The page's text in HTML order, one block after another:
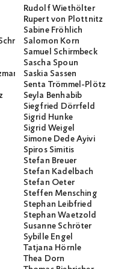
Rudolf Wiethölter
Rupert von Plottnitz
Sabine Fröhlich
Salomon Korn
Samuel Schirmbeck
Sascha Spoun
Saskia Sassen
Senta Trömmel-Plötz
Seyla Benhabib
Siegfried Dörrfeld
Sigrid Hunke
Sigrid Weigel
Simone Dede Ayivi
Spiros Simitis
Stefan Breuer
Stefan Kadelbach
Stefan Oeter
Steffen Mensching
Stephan Leibfried
Stephan Waetzold
Susanne Schröter
Sybille Engel
Tatjana Hörnle
Thea Dorn